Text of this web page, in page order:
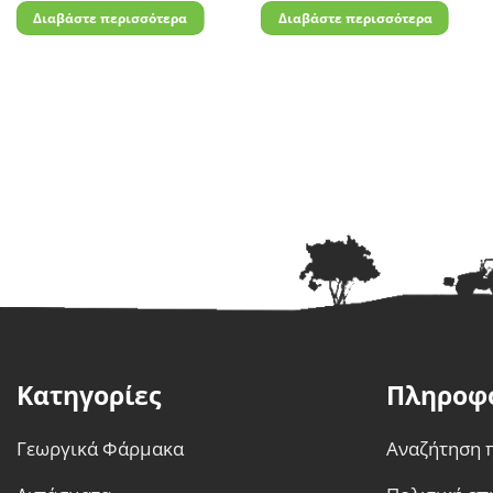
Διαβάστε περισσότερα Διαβάστε περισσότερα
Κατηγορίες
Γεωργικά Φάρμακα
Αναζήτηση